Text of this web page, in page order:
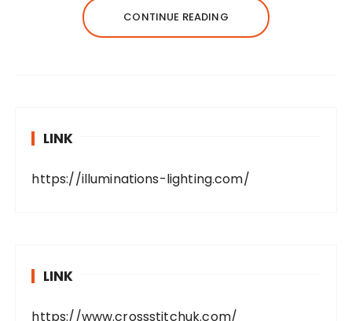
CONTINUE READING
LINK
https://illuminations-lighting.com/
LINK
https://www.crossstitchuk.com/